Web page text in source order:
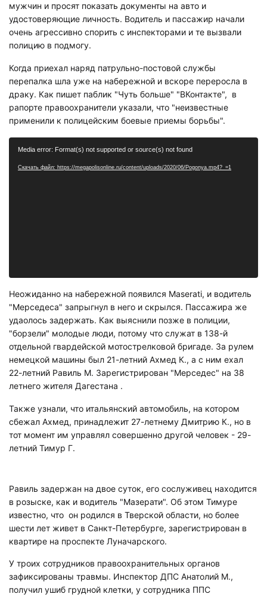
мужчин и просят показать документы на авто и
удостоверяющие личность. Водитель и пассажир начали
очень агрессивно спорить с инспекторами и те вызвали
полицию в подмогу.
Когда приехал наряд патрульно-постовой службы
перепалка шла уже на набережной и вскоре переросла в
драку. Как пишет паблик "Чуть больше" "ВКонтакте", в
рапорте правоохранители указали, что "неизвестные
применили к полицейским боевые приемы борьбы".
Media error: Format(s) not supported or source(s) not found
Скачать файл: https://megapolisonline.ru/content/uploads/2020/06/Pogonya.mp4?_=1
Неожиданно на набережной появился Maserati, и водитель
"Мерседеса" запрыгнул в него и скрылся. Пассажира же
удаолось задержать. Как выяснили позже в полиции,
"борзели" молодые люди, потому что служат в 138-й
отдельной гвардейской мотострелковой бригаде. За рулем
немецкой машины был 21-летний Ахмед К., а с ним ехал
22-летний Равиль М. Зарегистрирован "Мерседес" на 38
летнего жителя Дагестана .
Также узнали, что итальянский автомобиль, на котором
сбежал Ахмед, принадлежит 27-летнему Дмитрию К., но в
тот момент им управлял совершенно другой человек - 29-
летний Тимур Г.
Равиль задержан на двое суток, его сослуживец находится
в розыске, как и водитель "Мазерати". Об этом Тимуре
известно, что он родился в Тверской области, но более
шести лет живет в Санкт-Петербурге, зарегистрирован в
квартире на проспекте Луначарского.
У троих сотрудников правоохранительных органов
зафиксированы травмы. Инспектор ДПС Анатолий М.,
получил ушиб грудной клетки, у сотрудника ППС